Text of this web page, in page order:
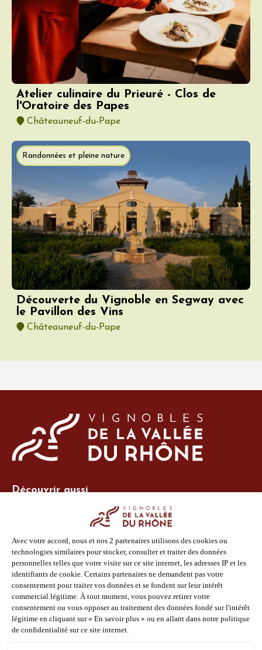
Atelier culinaire du Prieuré - Clos de
l'Oratoire des Papes
Châteauneuf-du-Pape
Randonnées et pleine nature
Découverte du Vignoble en Segway avec
le Pavillon des Vins
Châteauneuf-du-Pape
Découvrir aussi
Espace adhérent
Espace presse
Phototèque
Suivez-nous
Facebook
Instagram
Pinterest
Youtube